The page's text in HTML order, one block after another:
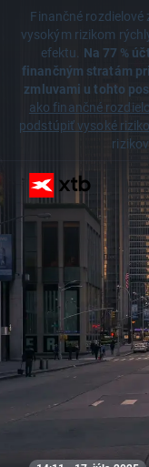
Finančné rozdielové
vysokým rizikom
efektu. Na 77 %
finančným stratám
zmluvami u tohto
ako finančné
podstúpiť vysoké